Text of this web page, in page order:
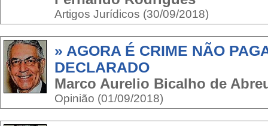
Artigos Jurídicos (30/09/2018)
» AGORA É CRIME NÃO
DECLARADO
Marco Aurelio Bicalho de
Opinião (01/09/2018)